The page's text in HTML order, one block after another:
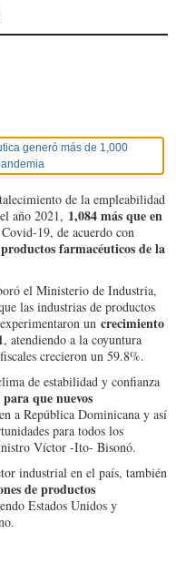
de la empleabilidad
año 2021, 1,084 más que en
19, de acuerdo con
farmacéuticos de la
el Ministerio de Industria,
las industrias de productos
uncrecimiento
, atendiendo a la coyuntura
crecieron un 59.8%.
de estabilidad y confianza
que nuevos
a República Dominicana y así
para todos los
Víctor -Ito- Bisonó.
industrial en el país, también
de productos
Estados Unidos y